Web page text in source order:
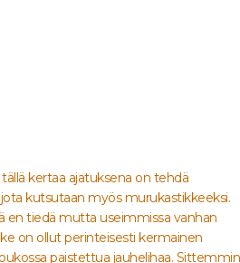
kertaa ajatuksena on tehdä
kutsutaan myös murukastikkeeksi.
en tiedä mutta useimmissa vanhan
on ollut perinteisesti kermainen
paistettua jauhelihaa. Sittemmin